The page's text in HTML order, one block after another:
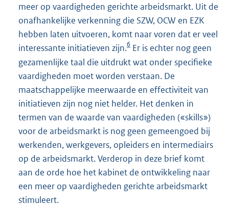
meer op vaardigheden gerichte arbeidsmarkt. Uit de
onafhankelijke verkenning die SZW, OCW en EZK
hebben laten uitvoeren, komt naar voren dat er veel
interessante initiatieven zijn.6 Er is echter nog geen
gezamenlijke taal die uitdrukt wat onder specifieke
vaardigheden moet worden verstaan. De
maatschappelijke meerwaarde en effectiviteit van
initiatieven zijn nog niet helder. Het denken in
termen van de waarde van vaardigheden («skills»)
voor de arbeidsmarkt is nog geen gemeengoed bij
werkenden, werkgevers, opleiders en intermediairs
op de arbeidsmarkt. Verderop in deze brief komt
aan de orde hoe het kabinet de ontwikkeling naar
een meer op vaardigheden gerichte arbeidsmarkt
stimuleert.